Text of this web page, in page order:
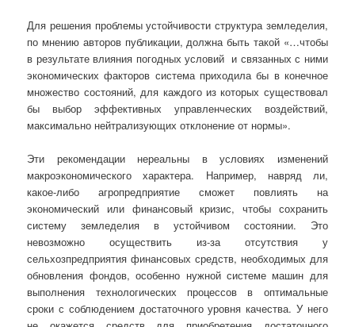
Для решения проблемы устойчивости структура земледелия,
по мнению авторов публикации, должна быть такой «…чтобы
в результате влияния погодных условий и связанных с ними
экономических факторов система приходила бы в конечное
множество состояний, для каждого из которых существовал
бы выбор эффективных управленческих воздействий,
максимально нейтрализующих отклонение от нормы».
Эти рекомендации нереальны в условиях изменений
макроэкономического характера. Например, навряд ли,
какое-либо агропредприятие сможет повлиять на
экономический или финансовый кризис, чтобы сохранить
систему земледелия в устойчивом состоянии. Это
невозможно осуществить из-за отсутствия у
сельхозпредприятия финансовых средств, необходимых для
обновления фондов, особенно нужной системе машин для
выполнения технологических процессов в оптимальные
сроки с соблюдением достаточного уровня качества. У него